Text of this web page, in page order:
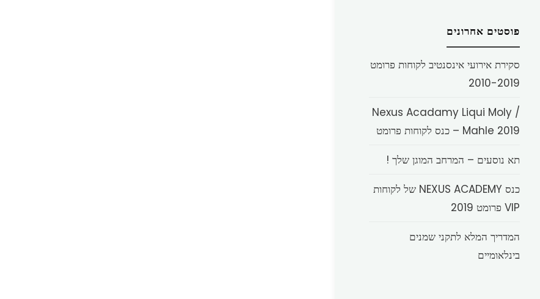
פוסטים אחרונים
סקירת אירועי אינסנטיב לקוחות פרומט
2010-2019
Nexus Acadamy Liqui Moly /
Mahle 2019 – כנס לקוחות פרומט
תא נוסעים – המרחב המוגן שלך !
כנס NEXUS ACADEMY של לקוחות
VIP פרומט 2019
המדריך המלא לתקני שמנים
בינלאומיים